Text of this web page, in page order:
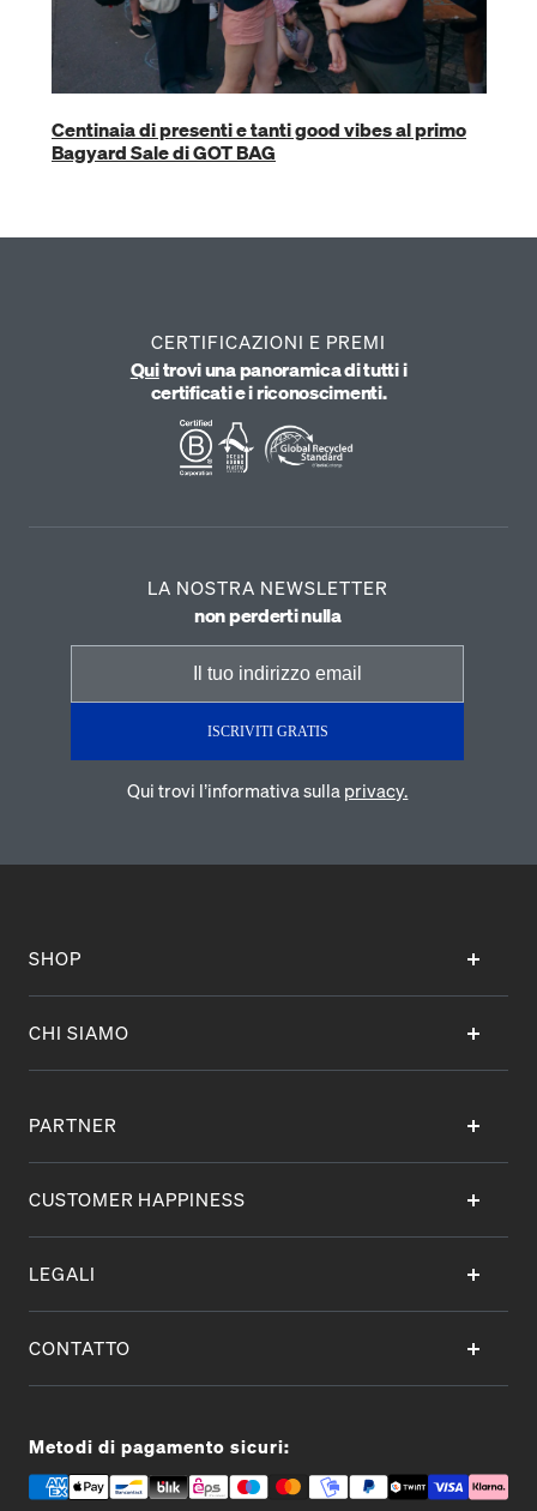
Centinaia di presenti e tanti good vibes al primo
Bagyard Sale di GOT BAG
CERTIFICAZIONI E PREMI
Quitrovi una panoramica di tutti i
certificati e i riconoscimenti.
LA NOSTRA NEWSLETTER
non perderti nulla
ISCRIVITI GRATIS
Qui trovi l’informativa sulla privacy.
SHOP
CHI SIAMO
PARTNER
CUSTOMER HAPPINESS
LEGALI
CONTATTO
Metodi di pagamento sicuri: